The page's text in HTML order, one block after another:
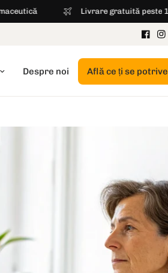
Livrare gratuită peste 165 lei
Despre noi Află ce ți se